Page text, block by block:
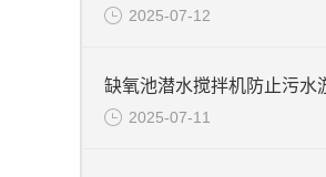
2025-07-12
2025-07-11